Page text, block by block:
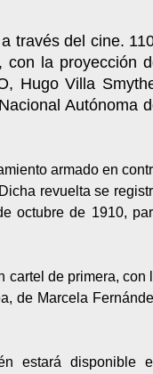
través del cine.
con la proyección
Hugo Villa
Autónoma
armado en
revuelta se
octubre de 1910,
cartel de primera, con
de Marcela
estará disponible